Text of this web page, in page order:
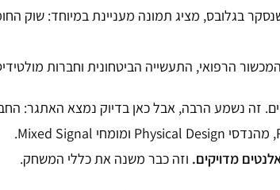
בגלובס, מציג תמונה מעניינת במיוחד: שוק
החומרה וההנדסה שנבחנו מועסקים בישראל כ־34.4 אלף עובדים. זה נשמע
מדויקים. וזה כבר משנה את כללי המשחק.